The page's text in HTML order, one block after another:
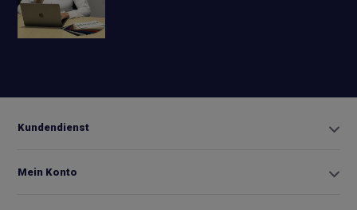
Kundendienst
Mein Konto